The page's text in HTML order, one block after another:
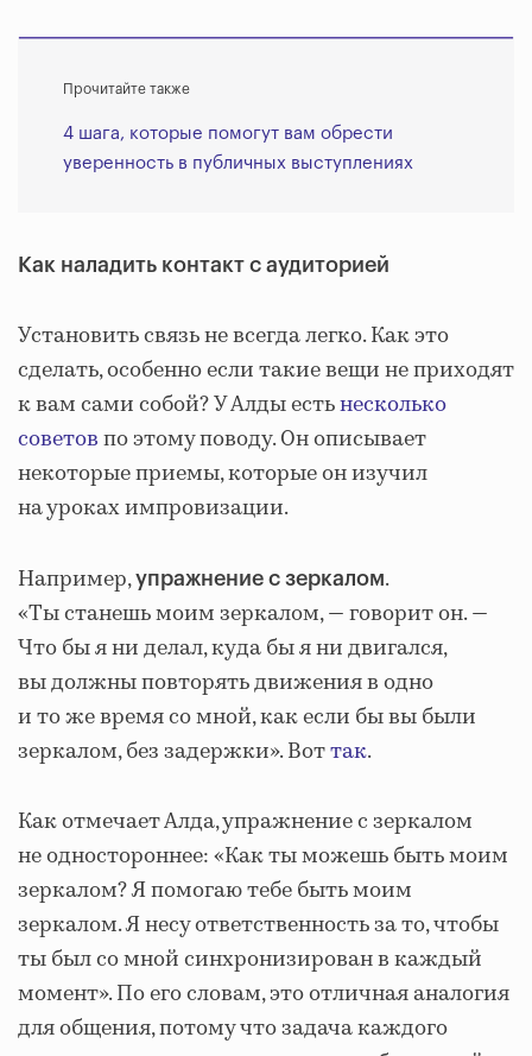
Прочитайте также
4 шага, которые помогут вам обрести
уверенность в публичных выступлениях
Как наладить контакт с аудиторией
Установить связь не всегда легко. Как это
сделать, особенно если такие вещи не приходят
к вам сами собой? У Алды естьнесколько
советовпо этому поводу. Он описывает
некоторые приемы, которые он изучил
на уроках импровизации.
Например,упражнение с зеркалом.
«Ты станешь моим зеркалом, — говорит он. —
Что бы я ни делал, куда бы я ни двигался,
вы должны повторять движения в одно
и то же время со мной, как если бы вы были
зеркалом, без задержки». Воттак.
Как отмечает Алда, упражнение с зеркалом
не одностороннее: «Как ты можешь быть моим
зеркалом? Я помогаю тебе быть моим
зеркалом. Я несу ответственность за то, чтобы
ты был со мной синхронизирован в каждый
момент». По его словам, это отличная аналогия
для общения, потому что задача каждого